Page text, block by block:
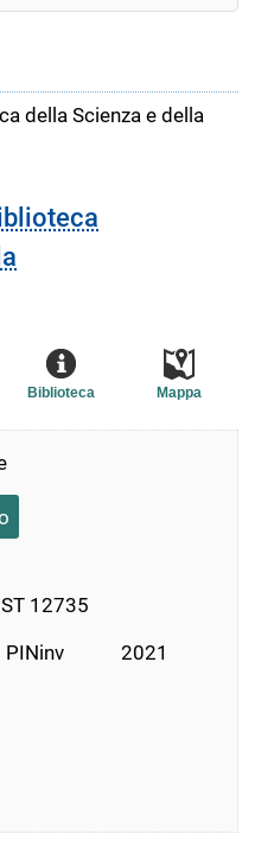
della Scienza e della
Mappa
Biblioteca
12735
2021